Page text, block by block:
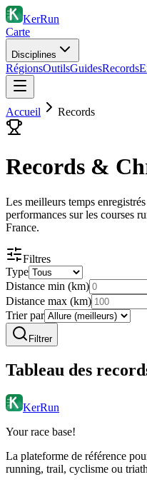
KerRun
Carte
Disciplines
RégionsOutilsGuidesRecords
Accueil Records
Records &
Les meilleurs temps
performances sur les courses
France.
Filtres
Type
Distance min (km)
Distance max (km)
Trier par
Filtrer
Tableau des
KerRun
Your race base!
La plateforme de référence
running, trail, cyclisme ou